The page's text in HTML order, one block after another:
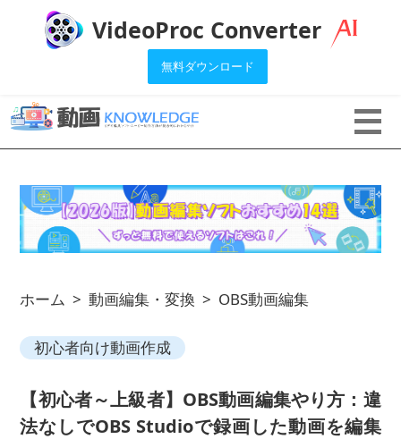
VideoProc Converter
無料ダウンロード
ホーム > 動画編集・変換 > OBS動画編集
初心者向け動画作成
【初心者～上級者】OBS動画編集やり方：違
法なしでOBS Studioで録画した動画を編集